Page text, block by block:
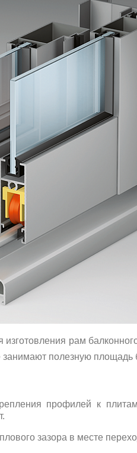
изготовления рам
занимают полезную площадь
профилей к
зазора в месте